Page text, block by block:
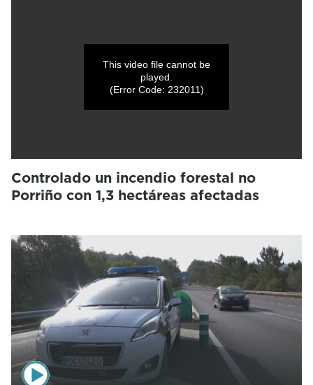
This video file cannot be
played.
(Error Code: 232011)
Controlado un incendio forestal no
Porriño con 1,3 hectáreas afectadas